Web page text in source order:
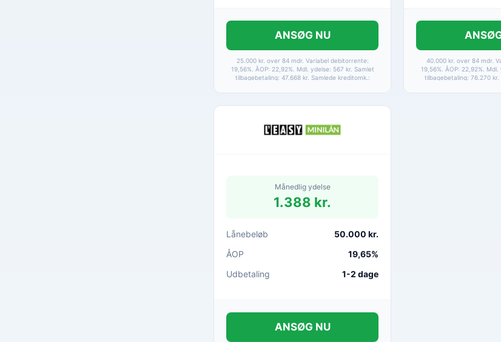
ANSØG NU
25.000 kr. over 84 mdr. Variabel debitorrente:
19,56%. ÅOP: 22,92%. Mdl. ydelse: 567 kr. Samlet
tilbagebetaling: 47.668 kr. Samlede kreditomk.:
40.000 kr. over 84 mdr.
19,56%. ÅOP: 22,92%.
tilbagebetaling: 76.270
Månedlig ydelse
1.388 kr.
Lånebeløb
50.000 kr.
ÅOP
19,65%
Udbetaling
1-2 dage
ANSØG NU